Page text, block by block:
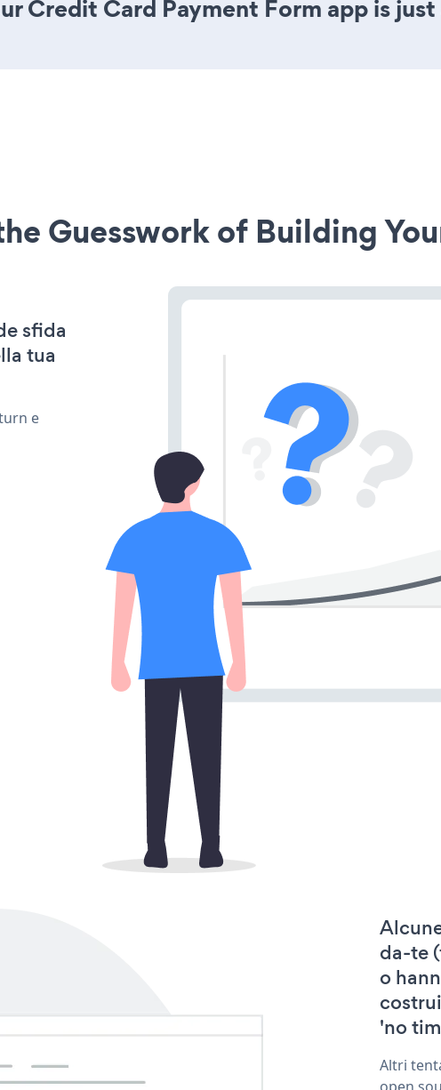
Credit Card Payment Form app is
Guesswork of Building
sfida
tua
e
da-te
o
'no
Altri